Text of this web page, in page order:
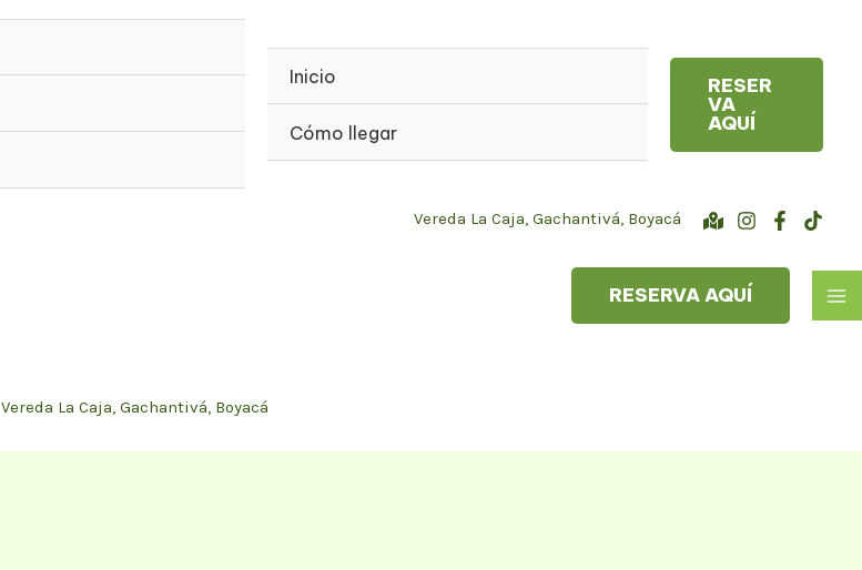
Inicio
Cómo llegar
RESER
VA
AQUÍ
Vereda La Caja, Gachantivá, Boyacá
RESERVA AQUÍ
Vereda La Caja, Gachantivá, Boyacá